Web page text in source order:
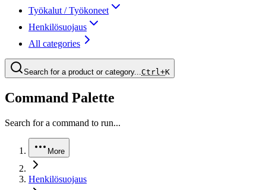
Työkalut / Työkoneet
Henkilösuojaus
All categories
Search for a product or category...Ctrl+K
Command Palette
Search for a command to run...
More
Henkilösuojaus